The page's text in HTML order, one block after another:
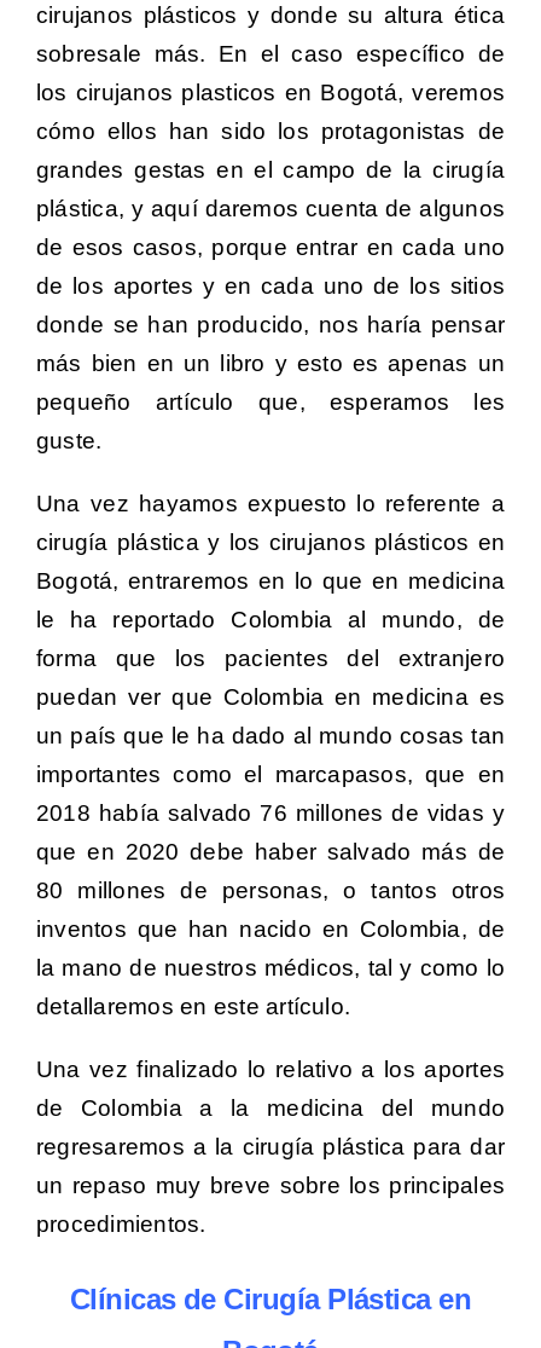
cirujanos plásticos y donde su altura ética
sobresale más. En el caso específico de
los cirujanos plasticos en Bogotá, veremos
cómo ellos han sido los protagonistas de
grandes gestas en el campo de la cirugía
plástica, y aquí daremos cuenta de algunos
de esos casos, porque entrar en cada uno
de los aportes y en cada uno de los sitios
donde se han producido, nos haría pensar
más bien en un libro y esto es apenas un
pequeño artículo que, esperamos les
guste.
Una vez hayamos expuesto lo referente a
cirugía plástica y los cirujanos plásticos en
Bogotá, entraremos en lo queen medicina
le ha reportado Colombia al mundo, de
forma que los pacientes del extranjero
puedan ver que Colombia en medicina es
un país que le ha dado al mundo cosas tan
importantes como el marcapasos, que en
2018 había salvado 76 millones de vidas y
que en 2020 debe haber salvado más de
80 millones de personas, o tantos otros
inventos que han nacido en Colombia, de
la mano de nuestros médicos, tal y como lo
detallaremos en este artículo.
Una vez finalizado lo relativo a los aportes
de Colombia a la medicina del mundo
regresaremos a la cirugía plástica para dar
un repaso muy breve sobre los principales
procedimientos.
Clínicas de Cirugía Plástica en